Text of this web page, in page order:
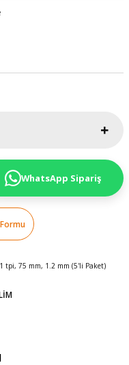
WhatsApp Sipariş